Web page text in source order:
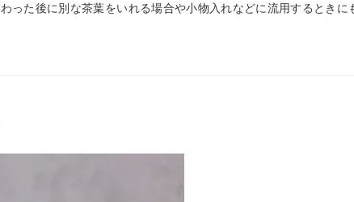
った後に別な茶葉をいれる場合や小物入れなどに流用するときに